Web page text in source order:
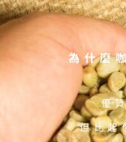
為什麼
優
但比起